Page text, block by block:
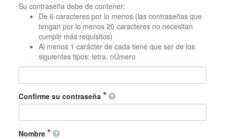
Su contraseña debe de contener:
De 6 caracteres por lo menos (las contraseñas que
tengan por lo menos 20 caracteres no necesitan
cumplir más requisitos)
Al menos 1 carácter de cada tiene que ser de los
siguientes tipos: letra, nÚmero
Confirme su contraseña
Nombre